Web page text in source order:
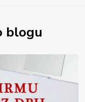
blogu